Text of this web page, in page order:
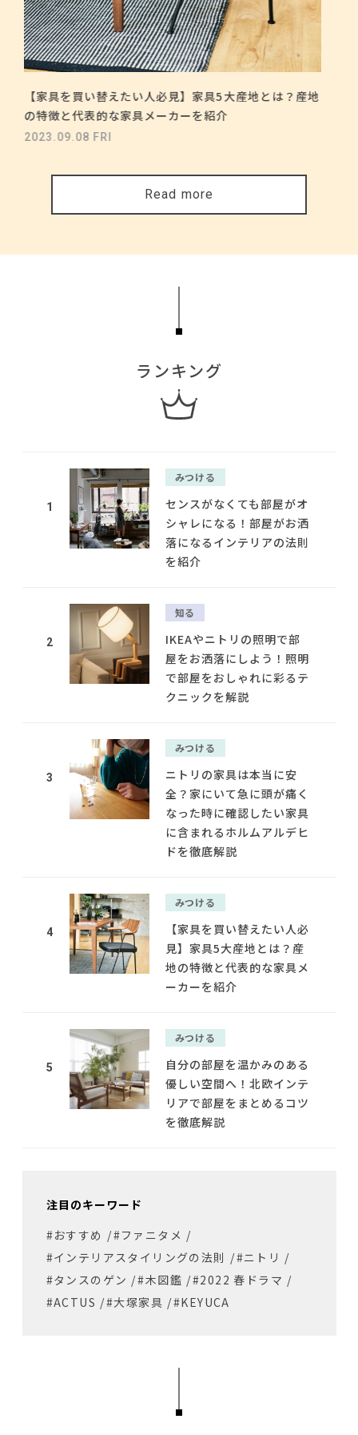
【家具を買い替えたい人必見】家具5大産地とは？産地
の特徴と代表的な家具メーカーを紹介
2023.09.08 FRI
Read more
ランキング
1
みつける
センスがなくても部屋がオ
シャレになる！部屋がお洒
落になるインテリアの法則
を紹介
2
知る
IKEAやニトリの照明で部
屋をお洒落にしよう！照明
で部屋をおしゃれに彩るテ
クニックを解説
3
みつける
ニトリの家具は本当に安
全？家にいて急に頭が痛く
なった時に確認したい家具
に含まれるホルムアルデヒ
ドを徹底解説
4
みつける
【家具を買い替えたい人必
見】家具5大産地とは？産
地の特徴と代表的な家具メ
ーカーを紹介
5
みつける
自分の部屋を温かみのある
優しい空間へ！北欧インテ
リアで部屋をまとめるコツ
を徹底解説
注目のキーワード
#おすすめ /#ファニタメ /
#インテリアスタイリングの法則 /#ニトリ /
#タンスのゲン /#木図鑑 /#2022 春ドラマ /
#ACTUS /#大塚家具 /#KEYUCA